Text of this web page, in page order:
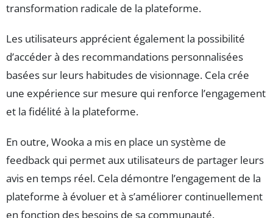
transformation radicale de la plateforme.
Les utilisateurs apprécient également la possibilité
d’accéder à des recommandations personnalisées
basées sur leurs habitudes de visionnage. Cela crée
une expérience sur mesure qui renforce l’engagement
et la fidélité à la plateforme.
En outre, Wooka a mis en place un système de
feedback qui permet aux utilisateurs de partager leurs
avis en temps réel. Cela démontre l’engagement de la
plateforme à évoluer et à s’améliorer continuellement
en fonction des besoins de sa communauté.